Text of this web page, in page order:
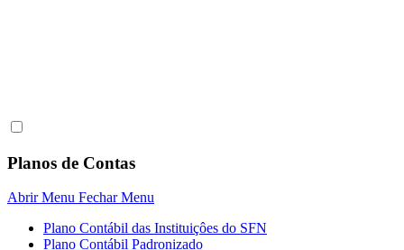
Planos de Contas
Abrir Menu Fechar Menu
Plano Contábil das Instituiçôes do SFN
Plano Contábil Padronizado